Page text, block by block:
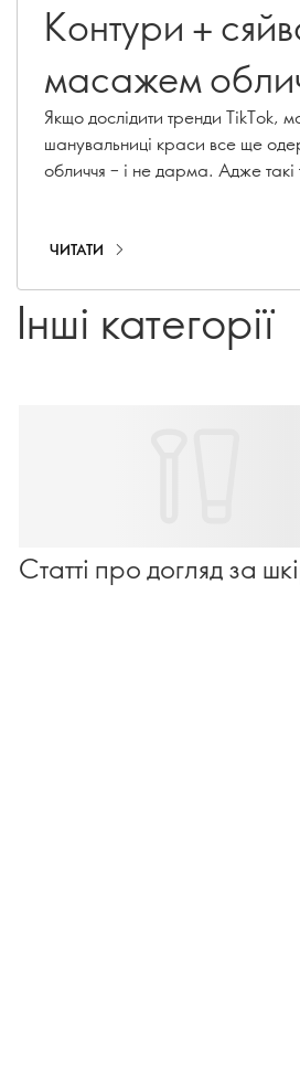
Контури +
масажем
Якщо дослідити тренди TikTok,
шанувальниці краси все ще
обличчя – і не дарма. Адже такі
отримати більш скульптурну лінію
ділимося нашими улюбленими
масажу обличчя вранці та
ЧИТАТИ
Інші категорії
Статті про догляд за